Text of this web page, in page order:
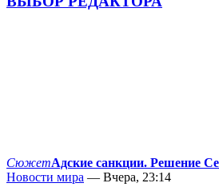
СюжетАдские санкции. Решение
Новости мира — Вчера, 23:14